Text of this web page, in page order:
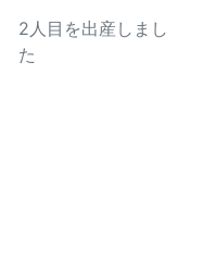
2人目を出産しまし
た